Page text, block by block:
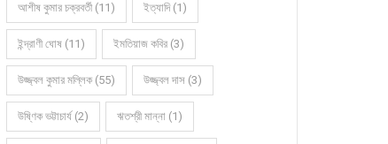
আশীষ কুমার চক্রবর্তী (11) ইত্যাদি (1)
ইন্দ্রাণী ঘোষ (11) ইমতিয়াজ কবির (3)
উজ্জ্বল কুমার মল্লিক (55) উজ্জ্বল দাস (3)
উষ্ণিক ভট্টাচার্য (2) ঋতশ্রী মান্না (1)